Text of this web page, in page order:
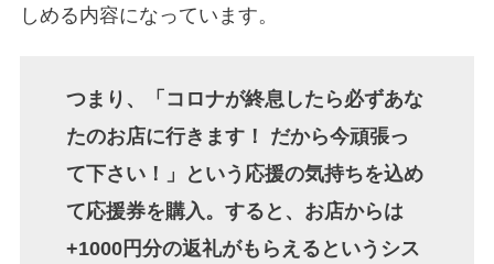
しめる内容になっています。
つまり、「コロナが終息したら必ずあな
たのお店に行きます！ だから今頑張っ
て下さい！」という応援の気持ちを込め
て応援券を購入。すると、お店からは
+1000円分の返礼がもらえるというシス